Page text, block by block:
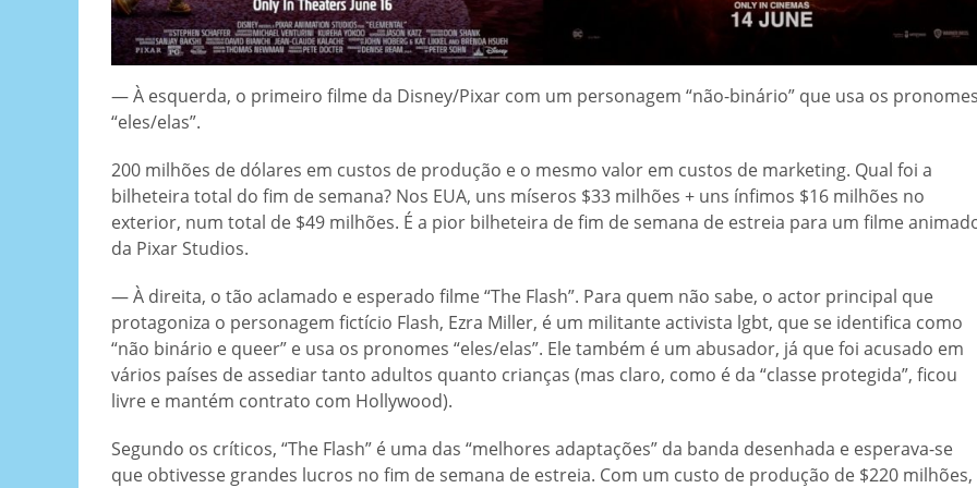
— À esquerda, o primeiro filme da Disney/Pixar com um personagem “não-binário” que usa os pronomes
“eles/elas”.
200 milhões de dólares em custos de produção e o mesmo valor em custos de marketing. Qual foi a
bilheteira total do fim de semana? Nos EUA, uns míseros $33 milhões + uns ínfimos $16 milhões no
exterior, num total de $49 milhões. É a pior bilheteira de fim de semana de estreia para um filme
da Pixar Studios.
— À direita, o tão aclamado e esperado filme “The Flash”. Para quem não sabe, o actor principal que
protagoniza o personagem fictício Flash, Ezra Miller, é um militante activista lgbt, que se identifica como
“não binário e queer” e usa os pronomes “eles/elas”. Ele também é um abusador, já que foi acusado em
vários países de assediar tanto adultos quanto crianças (mas claro, como é da “classe protegida”, ficou
livre e mantém contrato com Hollywood).
Segundo os críticos, “The Flash” é uma das “melhores adaptações” da banda desenhada e esperava-se
que obtivesse grandes lucros no fim de semana de estreia. Com um custo de produção de $220 milhões,